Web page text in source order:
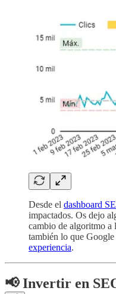
Desde el dashboard
impactados. Os dejo
cambio de algoritmo a
también lo que Google
experiencia.
📢 Invertir en